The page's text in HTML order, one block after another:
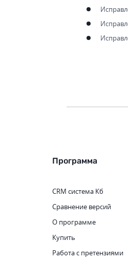
Программа
CRM система Кб
Сравнение версий
О программе
Купить
Работа с претензиями